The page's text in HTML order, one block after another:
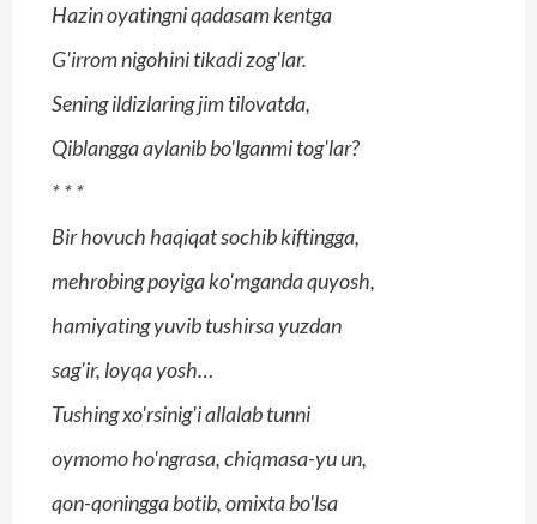
Hazin oyatingni qadasam kentga
G'irrom nigohini tikadi zog'lar.
Sening ildizlaring jim tilovatda,
Qiblangga aylanib bo'lganmi tog'lar?
***
Bir hovuch haqiqat sochib kiftingga,
mehrobing poyiga ko'mganda quyosh,
hamiyating yuvib tushirsa yuzdan
sag'ir, loyqa yosh…
Tushing xo'rsinig'i allalab tunni
oymomo ho'ngrasa, chiqmasa-yu un,
qon-qoningga botib, omixta bo'lsa